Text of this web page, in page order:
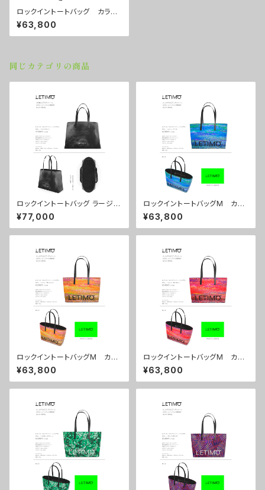
ロックイントートバッグ カラー/
カモブラック ■配送まで約１か
月
¥63,800
同じカテゴリの商品
ロックイントートバッグ ラージサ
イズ カラー/ラブラビット ■
配送まで約１か月
¥77,000
ロックイントートバッグM カラ
ー/シティーナイト ■配送まで
約１か月
¥63,800
ロックイントートバッグM カラ
ー/シティーサンライズ ■配送
まで約１か月
¥63,800
ロックイントートバッグM カラ
ー/シティーサンセット ■配送
まで約１か月
¥63,800